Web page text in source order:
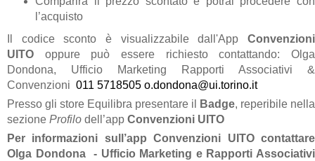
l’acquisto
Il codice sconto è visualizzabile dall'App Convenzioni
UITO oppure può essere richiesto contattando: Olga
Dondona, Ufficio Marketing Rapporti Associativi &
Convenzioni 011 5718505 o.dondona@ui.torino.it
Presso gli store Equilibra presentare il
Badge, reperibile nella
sezione Profilo dell’app Convenzioni UITO
Per informazioni sull’app Convenzioni UITO contattare
Olga Dondona - Ufficio Marketing e Rapporti Associativi